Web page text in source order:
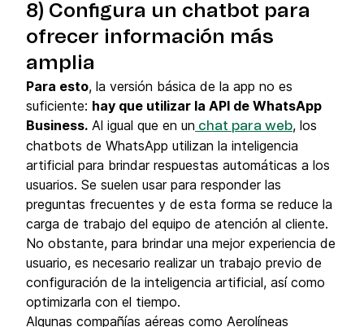
8) Configura un chatbot para
ofrecer información más
amplia
Para esto, la versión básica de la app no es
suficiente: hay que utilizar la API de WhatsApp
Business. Al igual que en un chat para web, los
chatbots de WhatsApp utilizan la inteligencia
artificial para brindar respuestas automáticas a los
usuarios. Se suelen usar para responder las
preguntas frecuentes y de esta forma se reduce la
carga de trabajo del equipo de atención al cliente.
No obstante, para brindar una mejor experiencia de
usuario, es necesario realizar un trabajo previo de
configuración de la inteligencia artificial, así como
optimizarla con el tiempo.
Algunas compañías aéreas como Aerolíneas